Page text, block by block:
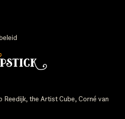
Reedijk, the Artist Cube, Corné van